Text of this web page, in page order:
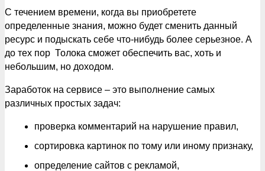
С течением времени, когда вы приобретете
определенные знания, можно будет сменить данный
ресурс и подыскать себе что-нибудь более серьезное. А
до тех пор Толока сможет обеспечить вас, хоть и
небольшим, но доходом.
Заработок на сервисе – это выполнение самых
различных простых задач:
проверка комментарий на нарушение правил,
сортировка картинок по тому или иному признаку,
определение сайтов с рекламой,